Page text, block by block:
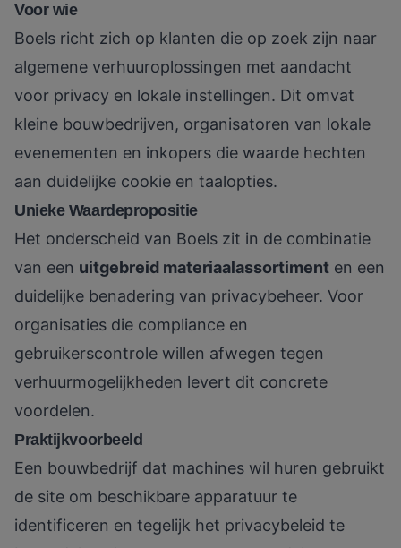
Voor wie
Boels richt zich op klanten die op zoek zijn naar
algemene verhuuroplossingen met aandacht
voor privacy en lokale instellingen. Dit omvat
kleine bouwbedrijven, organisatoren van lokale
evenementen en inkopers die waarde hechten
aan duidelijke cookie en taalopties.
Unieke Waardepropositie
Het onderscheid van Boels zit in de combinatie
van een uitgebreid materiaalassortiment en een
duidelijke benadering van privacybeheer. Voor
organisaties die compliance en
gebruikerscontrole willen afwegen tegen
verhuurmogelijkheden levert dit concrete
voordelen.
Praktijkvoorbeeld
Een bouwbedrijf dat machines wil huren gebruikt
de site om beschikbare apparatuur te
identificeren en tegelijk het privacybeleid te